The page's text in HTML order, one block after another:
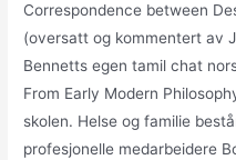
Correspondence between
(oversatt og kommentert av
Bennetts egen tamil chat
From Early Modern
skolen. Helse og familie
profesjonelle medarbeidere